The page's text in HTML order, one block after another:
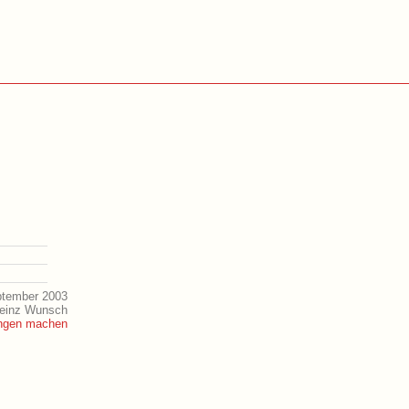
2003
Wunsch